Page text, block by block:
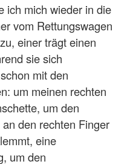
ich mich wieder in die
vom Rettungswagen
einer trägt einen
sie sich
mit den
um meinen rechten
um den
den rechten Finger
eine
um den